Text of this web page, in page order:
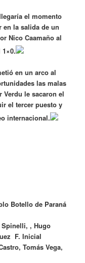
el momento
en la salida de un
Nico Caamaño al
en un arco al
las malas
le sacaron el
el tercer puesto y
internacional.
Botello de Paraná
Spinelli, , Hugo
F. Inicial
Tomás Vega,